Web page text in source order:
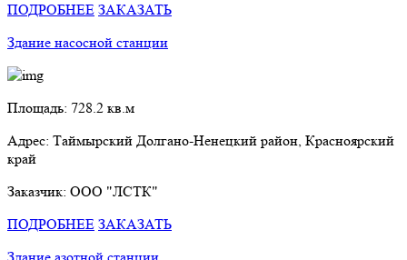
ПОДРОБНЕЕ ЗАКАЗАТЬ
Здание насосной станции
Площадь: 728.2 кв.м
Адрес: Таймырский Долгано-Ненецкий район, Красноярский
край
Заказчик: ООО "ЛСТК"
ПОДРОБНЕЕ ЗАКАЗАТЬ